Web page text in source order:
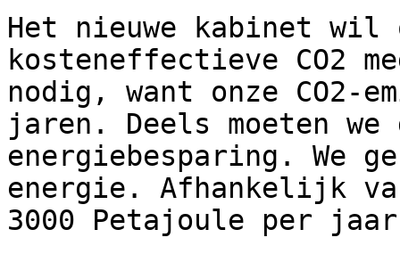
Het nieuwe kabinet wil
kosteneffectieve CO2
nodig, want onze
jaren. Deels moeten
energiebesparing. We
energie. Afhankelijk
3000 Petajoule per